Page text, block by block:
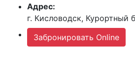
Адрес:
г. Кисловодск, Курортный
Забронировать Online